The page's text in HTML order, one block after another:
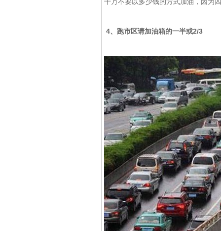
4、跑市区请加油箱的一半或2/3